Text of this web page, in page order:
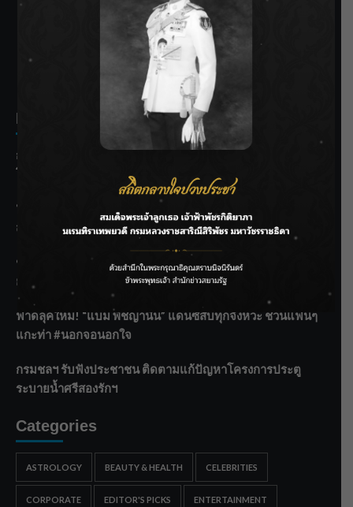
SIAMRATH VARIETY
THE BEST ENTERTAINMENT
Recent Posts
กรมประมงฟื้น “บ้านธารทอง” จากป่าเสื่อมโทรม สู่แหล่ง
โปรตีนยั่งยืนตามพระราชดำริ
“MARQUISE (มาร์คีส์) บุกตลาดโกลบอลต่อเนื่อง ส่งซิงเกิลที่
สอง “IRONIC” เปลี่ยนความเจ็บให้กลายเป็นการเอาคืน”
ชลประทานเชียงใหม่เร่งพร่องน้ำแม่น้ำปิง รับมวลน้ำเหนือ ย้ำ
ยังไม่ล้นตลิ่ง
ฟาดลุคใหม่! “แบม พิชญานิน” แดนซ์สับทุกจังหวะ ชวนแฟนๆ
แกะท่า #นอกจอนอกใจ
กรมชลฯ รับฟังประชาชน ติดตามแก้ปัญหาโครงการประตู
ระบายน้ำศรีสองรักฯ
Categories
ASTROLOGY BEAUTY & HEALTH CELEBRITIES
CORPORATE EDITOR'S PICKS ENTERTAINMENT